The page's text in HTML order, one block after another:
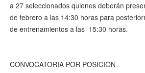
a 27 seleccionados quienes deberán
de febrero a las 14:30 horas para
de entrenamientos a las 15:30 horas.
CONVOCATORIA POR POSICION